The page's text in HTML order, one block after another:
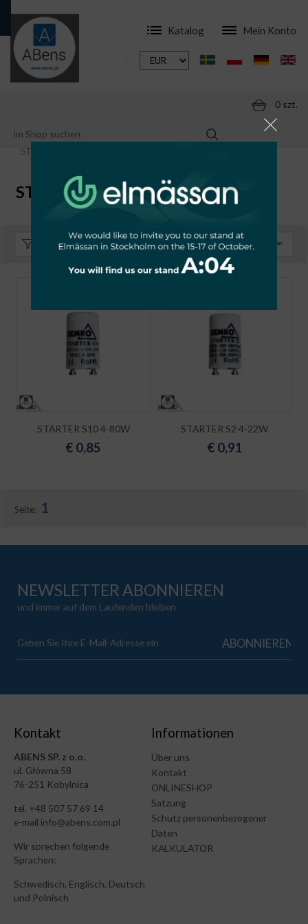
Katalog Mein Konto
0 szt.
ONLINESHOP
STARTERY (ZAPŁONNIKI)
STARTERY (ZAPŁONNIKI)
Sortieren: Standard
STARTER S10 4-80W
€ 0,85
STARTER S2 4-22W
€ 0,91
Seite: 1
NEWSLETTER ABONNIEREN
und immer auf dem Laufenden bleiben
Kontakt
ABENS SP. z o.o.
ul. Główna 58
76-251 Kobylnica
tel. +48 507 57 69 14
e-mail info@abens.com.pl
Wir sprechen folgende
Sprachen:
Schwedisch, Englisch, Deutsch
und Polnisch
Informationen
Über uns
Kontakt
ONLINESHOP
Satzung
Schutz personenbezogener
Daten
KALKULATOR